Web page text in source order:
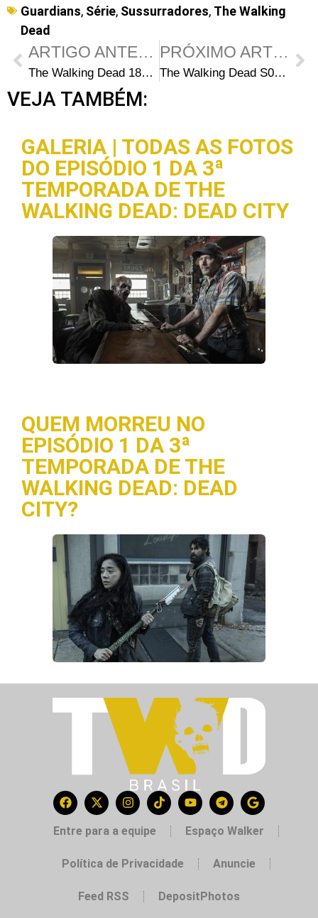
Guardians, Série, Sussurradores, The Walking
Dead
ARTIGO ANTERIOR
The Walking Dead 189: Prévia da Edição
PRÓXIMO ARTIGO
The Walking Dead S09E12: 5 coisas que você pode ter perdido em “Guardians”
VEJA TAMBÉM:
GALERIA | TODAS AS FOTOS
DO EPISÓDIO 1 DA 3ª
TEMPORADA DE THE
WALKING DEAD: DEAD CITY
QUEM MORREU NO
EPISÓDIO 1 DA 3ª
TEMPORADA DE THE
WALKING DEAD: DEAD
CITY?
Entre para a equipe Espaço Walker
Política de Privacidade Anuncie
Feed RSS DepositPhotos